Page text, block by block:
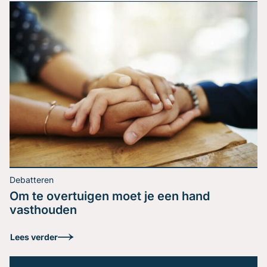
Je bent expert in jouw vakgebied. Je weet precies wat
je wil zeggen. Toch verlaat je het podium met het
gevoel dat je boodschap niet is geland. Herkenbaar?
Het probleem zit zelden in de inhoud, het zit in de
volgorde. De kloof tussen expert en leek Een
schaakgrootmeester ziet een stelling in seconden. Een
beginner […]
Lees verder
wie jij je moet
Debatteren
Om te overtuigen moet je een hand
vasthouden
Lees verder